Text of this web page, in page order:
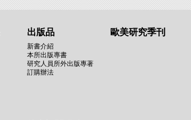
出版品
新書介紹
本所出版專書
研究人員所外出版專著
訂購辦法
歐美研究季刊